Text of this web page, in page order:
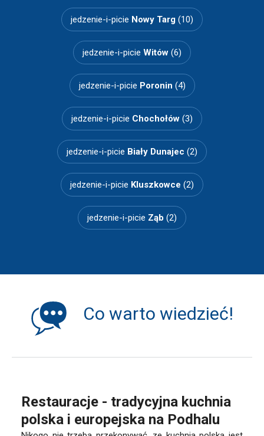
jedzenie-i-picie Nowy Targ (10)
jedzenie-i-picie Witów (6)
jedzenie-i-picie Poronin (4)
jedzenie-i-picie Chochołów (3)
jedzenie-i-picie Biały Dunajec (2)
jedzenie-i-picie Kluszkowce (2)
jedzenie-i-picie Ząb (2)
Co warto wiedzieć!
Restauracje - tradycyjna kuchnia
polska i europejska na Podhalu